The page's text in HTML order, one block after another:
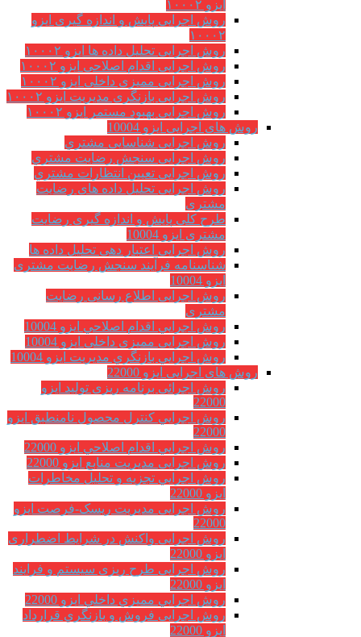
ایزو ۱۰۰۰۲
روش اجرایی پایش و اندازه گیری ایزو
۱۰۰۰۲
روش اجرایی تحلیل داده ها ایزو ۱۰۰۰۲
روش اجرایی اقدام اصلاحی ایزو ۱۰۰۰۲
روش اجرایی ممیزی داخلی ایزو ۱۰۰۰۲
روش اجرایی بازنگری مدیریت ایزو ۱۰۰۰۲
روش اجرایی بهبود مستمر ایزو ۱۰۰۰۲
روش های اجرایی ایزو 10004
روش اجرایی شناسایی مشتري
روش اجرایی سنجش رضایت مشتري
روش اجرایی تعیین انتظارات مشتري
روش اجرایی تحلیل داده های رضایت
مشتری
طرح کلی پایش و اندازه گیری رضایت
مشتری ایزو 10004
روش اجرایی اعتبار دهی تحلیل داده ها
شناسنامه فرآیند سنجش رضایت مشتری
ایزو 10004
روش اجرایی اطلاع رسانی رضایت
مشتری
روش اجرايي اقدام اصلاحي ایزو 10004
روش اجرایی ممیزی داخلی ایزو 10004
روش اجرايي بازنگري مديريت ایزو 10004
روش های اجرایی ایزو 22000
روش اجرائی برنامه ريزی توليد ایزو
22000
روش اجرايي كنترل محصول نامنطبق ایزو
22000
روش اجرايي اقدام اصلاحي ایزو 22000
روش اجرایی مدیریت منابع ایزو 22000
روش اجرايي تجزیه و تحلیل مخاطرات
ایزو 22000
روش اجرایی مدیریت ریسک-فرصت ایزو
22000
روش اجرایی واکنش در شرایط اضطراری
ایزو 22000
روش اجرایی طرح ریزی سیستم و فرایند
ایزو 22000
روش اجرايي مميزي داخلي ایزو 22000
روش اجرایی فروش و بازنگري قرارداد
ایزو 22000